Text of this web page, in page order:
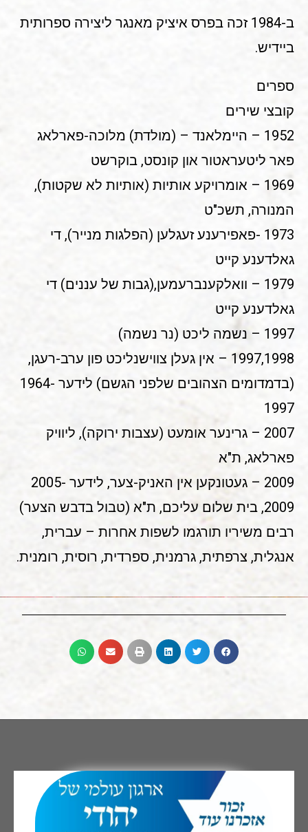
ב-1984 זכה בפרס איציק מאנגר ליצירה ספרותית
ביידיש.
ספרים
קובצי שירים
1952 – היימלאנד – (מולדת) מלוכה-פארלאג
פאר ליטעראטור און קונסט, בוקרשט
1969 – אומרויקע אותיות (אותיות לא שקטות),
המנורה, תשכ"ט
1973 -פאפירענע זעגלען (הפלגות מנייר), די
גאלדענע קייט
1979 – וואלקענברעמען,(גבות של עננים) די
גאלדענע קייט
1997 – נשמה ליכט (נר נשמה)
1997,1998 – אין געלן צווישנליכט פון ערב-רעגן,
(בדמדומים הצהובים שלפני הגשם) לידער 1964-
1997
2007 – גרינער אומעט (עצבות ירוקה), ליוויק
פארלאג, ת"א
2009 – געטונקען אין האניק-צער, לידער 2005-
2009, בית שלום עליכם, ת"א (טבול בדבש הצער)
רבים משיריו תורגמו לשפות אחרות – עברית,
אנגלית, צרפתית, גרמנית, ספרדית, רוסית, רומנית.